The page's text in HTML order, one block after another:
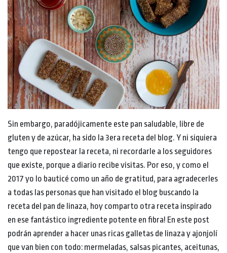
Sin embargo, paradójicamente este pan saludable, libre de
gluten y de azúcar, ha sido la 3era receta del blog. Y ni siquiera
tengo que repostear la receta, ni recordarle a los seguidores
que existe, porque a diario recibe visitas. Por eso, y como el
2017 yo lo bauticé como un año de gratitud, para agradecerles
a todas las personas que han visitado el blog buscando la
receta del pan de linaza, hoy comparto otra receta inspirado
en ese fantástico ingrediente potente en fibra! En este post
podrán aprender a hacer unas ricas galletas de linaza y ajonjolí
que van bien con todo: mermeladas, salsas picantes, aceitunas,